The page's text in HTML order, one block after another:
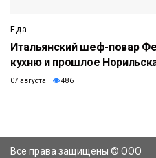
Еда
Итальянский шеф-повар
кухню и прошлое
07 августа 486
Все права защищены © ООО